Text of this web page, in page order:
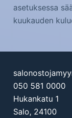
asetuksessa
kuukauden
050 581 0000
Hukankatu 1
Salo, 24100